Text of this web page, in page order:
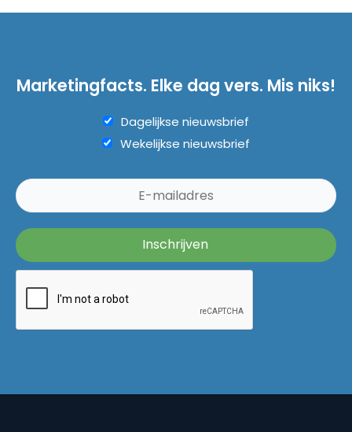
Marketingfacts. Elke dag vers. Mis niks!
Dagelijkse nieuwsbrief
Wekelijkse nieuwsbrief